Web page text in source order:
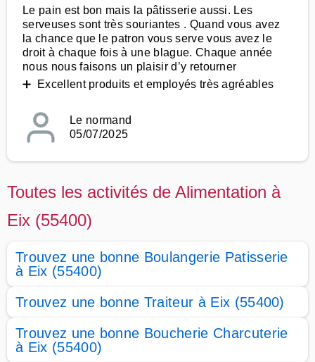
Le pain est bon mais la pâtisserie aussi. Les
serveuses sont très souriantes . Quand vous avez
la chance que le patron vous serve vous avez le
droit à chaque fois à une blague. Chaque année
nous nous faisons un plaisir d’y retourner
➕ Excellent produits et employés très agréables
Le normand
05/07/2025
Toutes les activités de Alimentation à
Eix (55400)
Trouvez une bonne Boulangerie Patisserie
à Eix (55400)
Trouvez une bonne Traiteur à Eix (55400)
Trouvez une bonne Boucherie Charcuterie
à Eix (55400)